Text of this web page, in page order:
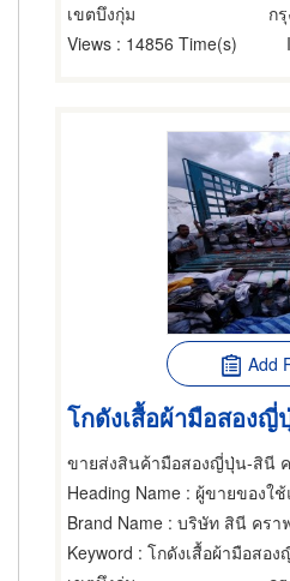
เขตบึงกุ่ม
ก
Views : 14856 Time(s)
Add
โกดังเสื้อผ้ามือสองญี่
ขายส่งสินค้ามือสองญี่ปุ่น-สินี
Heading Name : ผู้ขายของใช้แล้ว,
Brand Name : บริษัท สินี ครา
Keyword : โกดังเสื้อผ้ามือสอ